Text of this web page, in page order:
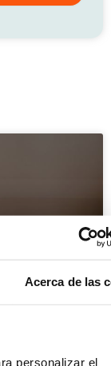
Acerca de las
personalizar el